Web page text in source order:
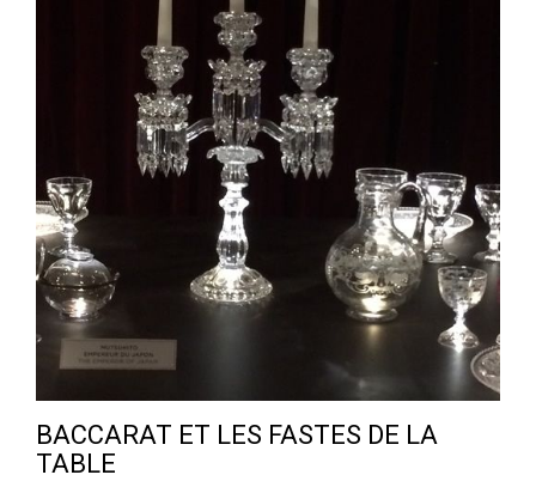
BACCARAT ET LES FASTES DE LA
TABLE